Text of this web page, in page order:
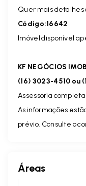
Quer mais detalhes
Código:16642
Imóvel disponível
KF NEGÓCIOS
(16) 3023-4510 ou
Assessoria
As informações
prévio. Consulte o
Áreas